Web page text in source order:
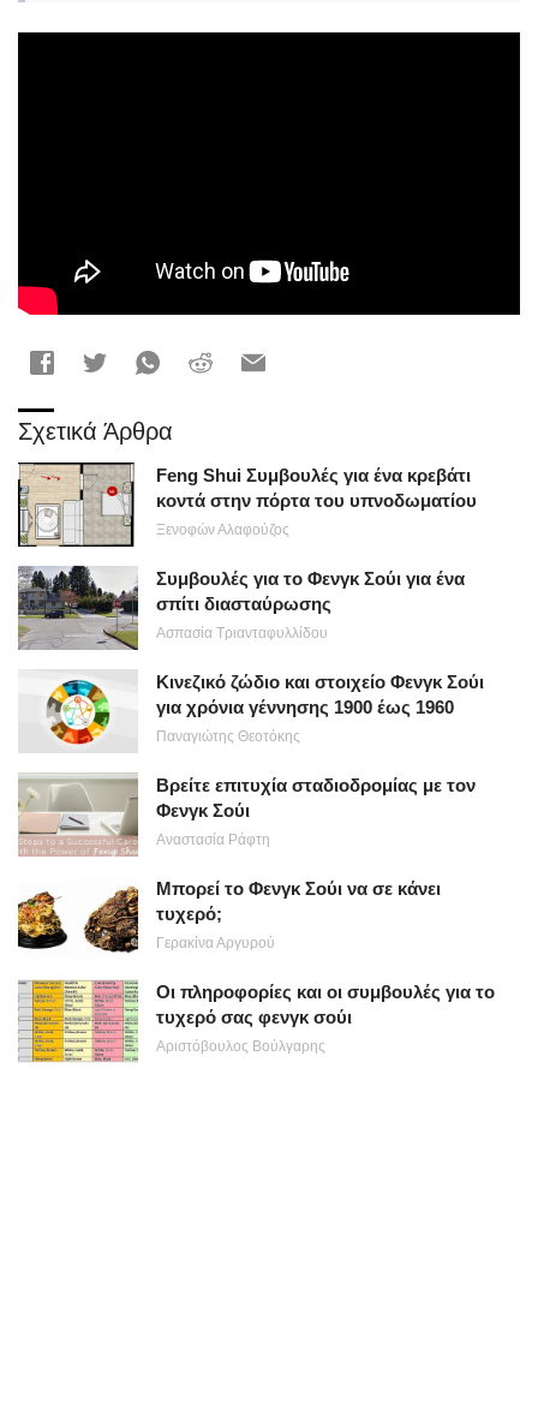
Σχετικά Άρθρα
Feng Shui Συμβουλές για ένα κρεβάτι
κοντά στην πόρτα του υπνοδωματίου
Ξενοφών Αλαφούζος
Συμβουλές για το Φενγκ Σούι για ένα
σπίτι διασταύρωσης
Ασπασία Τριανταφυλλίδου
Κινεζικό ζώδιο και στοιχείο Φενγκ Σούι
για χρόνια γέννησης 1900 έως 1960
Παναγιώτης Θεοτόκης
Βρείτε επιτυχία σταδιοδρομίας με τον
Φενγκ Σούι
Αναστασία Ράφτη
Μπορεί το Φενγκ Σούι να σε κάνει
τυχερό;
Γερακίνα Αργυρού
Οι πληροφορίες και οι συμβουλές για το
τυχερό σας φενγκ σούι
Αριστόβουλος Βούλγαρης